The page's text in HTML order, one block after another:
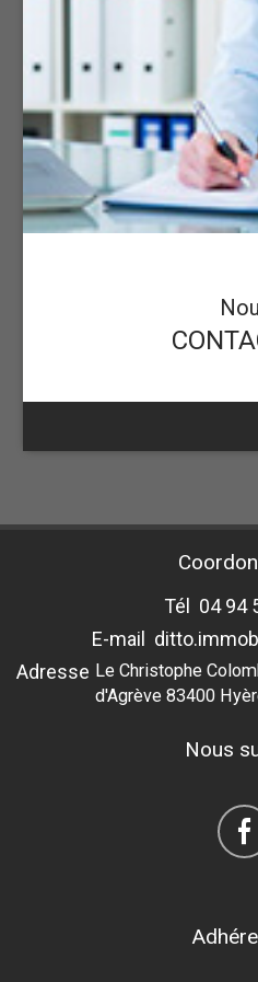
Tél 04 94
E-mail
Adresse Le Christophe
d'Agrève 83400
Nous